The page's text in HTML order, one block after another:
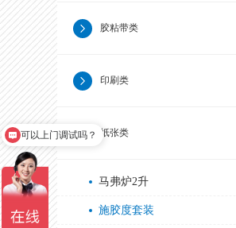
胶粘带类
印刷类
纸张类
马弗炉2升
施胶度套装
可以上门调试吗？